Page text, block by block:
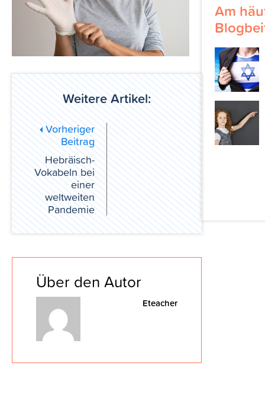
Weitere Artikel:
Vorheriger
Beitrag
Hebräisch-
Vokabeln bei
einer
weltweiten
Pandemie
Über den Autor
Eteacher
Am